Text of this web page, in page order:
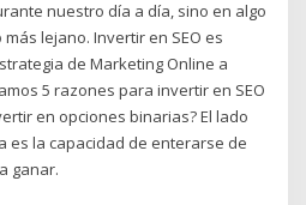
nuestro día a día, sino en algo
lejano. Invertir en SEO es
de Marketing Online a
5 razones para invertir en SEO
en opciones binarias? El lado
es la capacidad de enterarse de
ganar.